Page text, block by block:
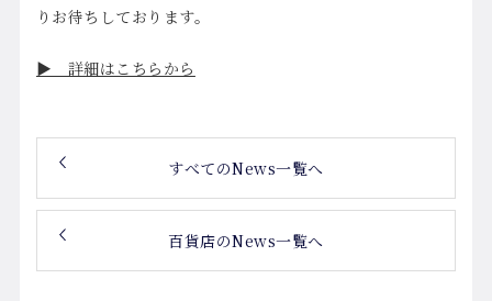
りお待ちしております。
▶ 詳細はこちらから
すべてのNews一覧へ
百貨店のNews一覧へ